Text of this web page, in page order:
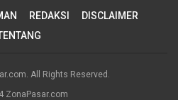
REDAKSI
DISCLAIMER
All Rights Reserved.
ZonaPasar.com